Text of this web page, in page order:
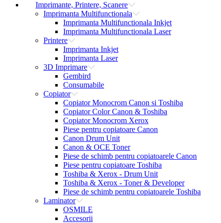
Imprimante, Printere, Scanere
Imprimanta Multifunctionala
Imprimanta Multifunctionala Inkjet
Imprimanta Multifunctionala Laser
Printere
Imprimanta Inkjet
Imprimanta Laser
3D Imprimare
Gembird
Consumabile
Copiator
Copiator Monocrom Canon si Toshiba
Copiator Color Canon & Toshiba
Copiator Monocrom Xerox
Piese pentru copiatoare Canon
Canon Drum Unit
Canon & OCE Toner
Piese de schimb pentru copiatoarele Canon
Piese pentru copiatoare Toshiba
Toshiba & Xerox - Drum Unit
Toshiba & Xerox - Toner & Developer
Piese de schimb pentru copiatoarele Toshiba
Laminator
OSMILE
Accesorii